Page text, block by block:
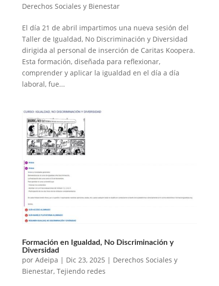
Derechos Sociales y Bienestar
El día 21 de abril impartimos una nueva sesión del
Taller de Igualdad, No Discriminación y Diversidad
dirigida al personal de inserción de Caritas Koopera.
Esta formación, diseñada para reflexionar,
comprender y aplicar la igualdad en el día a día
laboral, fue...
Formación en Igualdad, No Discriminación y
Diversidad
por Adeipa | Dic 23, 2025 | Derechos Sociales y
Bienestar, Tejiendo redes